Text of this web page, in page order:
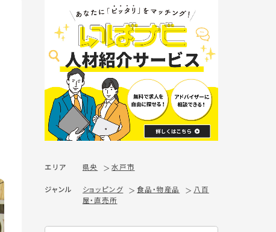
エリア 県央 水戸市
ジャンル ショッピング 食品・物産品
八百
屋・直売所